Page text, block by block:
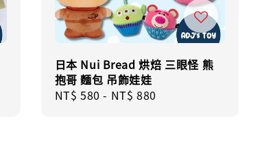
日本 Nui Bread 烘焙 三眼怪 熊
抱哥 麵包 吊飾娃娃
Regular
NT$ 580 - NT$ 880